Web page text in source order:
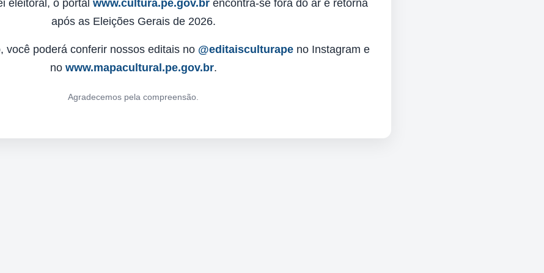
eleitoral, o portal www.cultura.pe.gov.brencontra-se fora do ar e retorna
após as Eleições Gerais de 2026.
você poderá conferir nossos editais no @editaisculturapeno Instagram e
no www.mapacultural.pe.gov.br.
Agradecemos pela compreensão.